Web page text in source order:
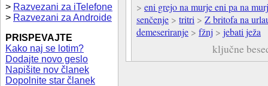
> Razvezani za iTelefone
> Razvezani za Androide
PRISPEVAJTE
Kako naj se lotim?
Dodajte novo geslo
Napišite nov članek
Dopolnite star članek
> eni grejo na murje eni pa na
senčenje > tritri > Z britofa na
demeseriranje > fžnj > jebati ježa
ključne